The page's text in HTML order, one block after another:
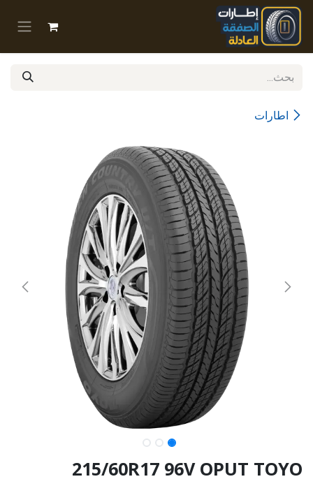
تخطي للذهاب إلى المحتوى
اطارات
215/60R17 96V OPUT TOYO